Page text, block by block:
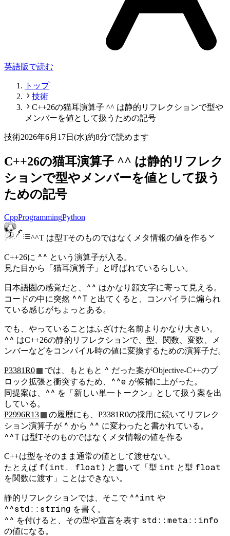
英語版で読む
トップ
技術
C++26の猫耳演算子 ^^ は静的リフレクションで型や
メンバーを値として扱うための記号
技術2026年6月17日(水)約8分で読めます
C++26の猫耳演算子 ^^ は静的リフレク
ションで型やメンバーを値として扱う
ための記号
CppProgrammingPython
^^T は型Tそのものではなくメタ情報の値を作る
C++26に ^^ という演算子が入る。
見た目から「猫耳演算子」と呼ばれているらしい。
日本語圏の感覚だと、 ^^ はかなり顔文字に寄って見える。
コードの中に突然 ^^T と出てくると、コンパイラに煽られ
ている感じがちょっとある。
でも、やっていることはふざけた名前よりかなり大きい。
^^ はC++26の静的リフレクションで、型、関数、変数、メ
ンバーなどをコンパイル時の値に変換するための演算子だ。
P3381R0 では、もともと ^ だった案がObjective-C++のブ
ロック拡張と衝突するため、
^^e が候補に上がった。
同提案は、
^^ を「新しい単一トークン」として扱う案を出
している。
P2996R13
の履歴にも、P3381R0の採用に続いてリフレク
ション演算子が ^ から ^^ に変わったと書かれている。
^^T は型Tそのものではなくメタ情報の値を作る
C++は型をそのまま通常の値として渡せない。
たとえば f(int, float) と書いて「型 int と型 float
を関数に渡す」ことはできない。
静的リフレクションでは、そこで ^^int や
^^std::string を書く。
^^ を付けると、その型や宣言を表す std::meta::info
の値になる。